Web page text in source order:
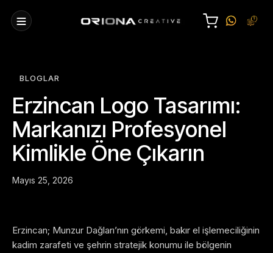
BLOGLAR
Erzincan Logo Tasarımı:
Markanızı Profesyonel
Kimlikle Öne Çıkarın
Mayıs 25, 2026
Erzincan; Munzur Dağları’nın görkemi, bakır el işlemeciliğinin
kadim zarafeti ve şehrin stratejik konumu ile bölgenin